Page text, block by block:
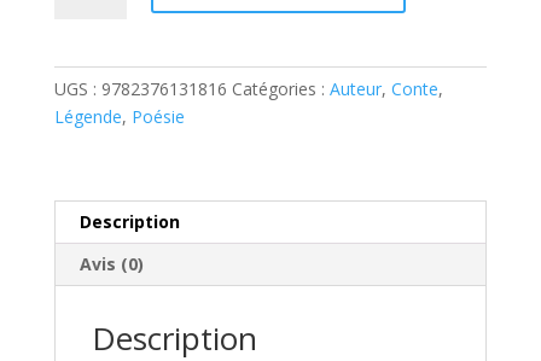
mon
e
UGS : 9782376131816 Catégories : Auteur, Conte,
Légende, Poésie
Description
Avis (0)
Description